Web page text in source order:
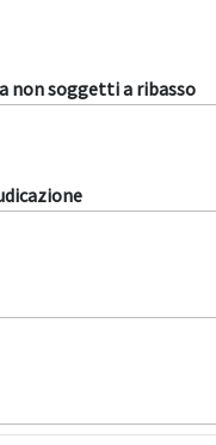
non soggetti a ribasso